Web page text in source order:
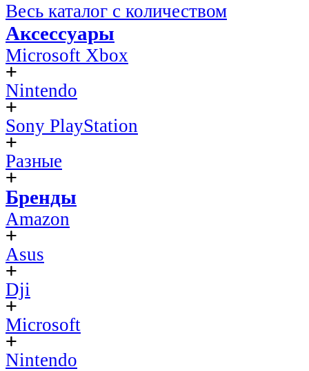
Весь каталог с количеством
Аксессуары
Microsoft Xbox
Nintendo
Sony PlayStation
Разные
Бренды
Amazon
Asus
Dji
Microsoft
Nintendo